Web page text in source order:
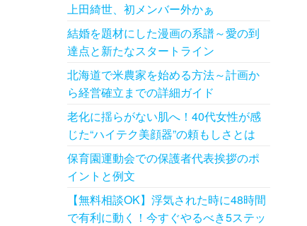
上田綺世、初メンバー外かぁ
結婚を題材にした漫画の系譜～愛の到
達点と新たなスタートライン
北海道で米農家を始める方法～計画か
ら経営確立までの詳細ガイド
老化に揺らがない肌へ！40代女性が感
じた“ハイテク美顔器”の頼もしさとは
保育園運動会での保護者代表挨拶のポ
イントと例文
【無料相談OK】浮気された時に48時間
で有利に動く！今すぐやるべき5ステッ